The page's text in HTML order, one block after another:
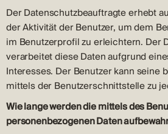
Der Datenschutzbeauftragte erhebt
der Aktivität der Benutzer, um dem
im Benutzerprofil zu erleichtern. Der
verarbeitet diese Daten aufgrund
Interesses. Der Benutzer kann seine
mittels der Benutzerschnittstelle zu
Wie lange werden die mittels des
personenbezogenen Daten